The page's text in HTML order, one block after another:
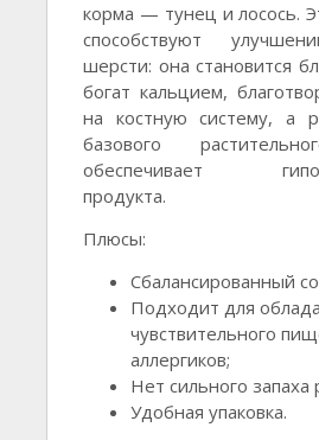
корма — тунец и лосось.
способствуют
шерсти: она становится
богат кальцием,
на костную систему, а
базового
обеспечивает
продукта.
Плюсы:
Сбалансированный
Подходит для
чувствительного
аллергиков;
Нет сильного запаха
Удобная упаковка.